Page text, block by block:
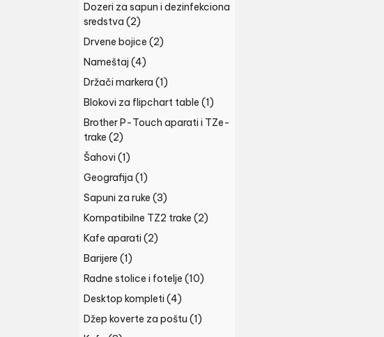
Dozeri za sapun i dezinfekciona
sredstva (2)
Drvene bojice (2)
Nameštaj (4)
Držači markera (1)
Blokovi za flipchart table (1)
Brother P-Touch aparati i TZe-
trake (2)
Šahovi (1)
Geografija (1)
Sapuni za ruke (3)
Kompatibilne TZ2 trake (2)
Kafe aparati (2)
Barijere (1)
Radne stolice i fotelje (10)
Desktop kompleti (4)
Džep koverte za poštu (1)